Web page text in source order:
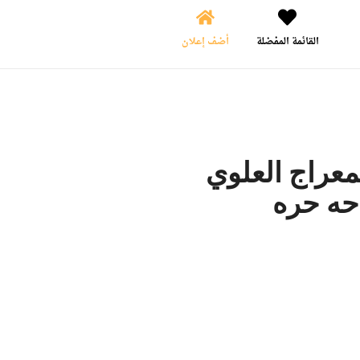
القائمة المفضلة أضف إعلان
العلوي
حره